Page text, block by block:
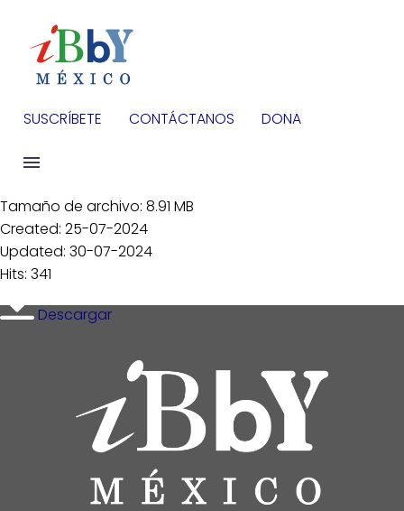
SUSCRÍBETE CONTÁCTANOS DONA
Tamaño de archivo: 8.91 MB
Created: 25-07-2024
Updated: 30-07-2024
Hits: 341
Descargar